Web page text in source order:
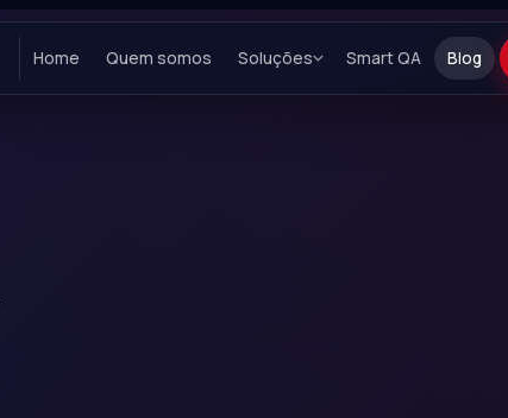
Home Quem somos Soluções Smart QA Blog